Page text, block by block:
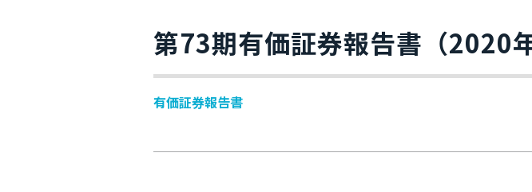
第73期有価証券報告書（2020
有価証券報告書